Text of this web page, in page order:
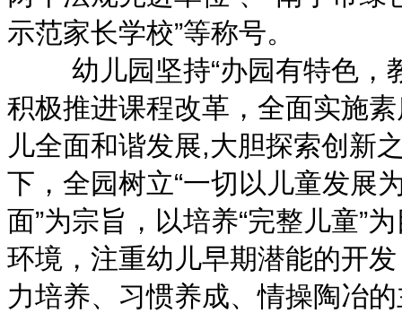
示范家长学校”等称号。
幼儿园坚持“办园有特色，
积极推进课程改革，全面实施
儿全面和谐发展,大胆探索创新
下，全园树立“一切以儿童发展
面”为宗旨，以培养“完整儿童”
环境，注重幼儿早期潜能的开
力培养、习惯养成、情操陶冶